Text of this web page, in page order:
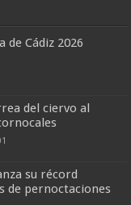
de Cádiz 2026
del ciervo al
su récord
de pernoctaciones